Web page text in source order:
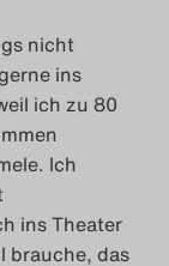
nicht
ins
ich zu 80
Ich
ins Theater
brauche, das